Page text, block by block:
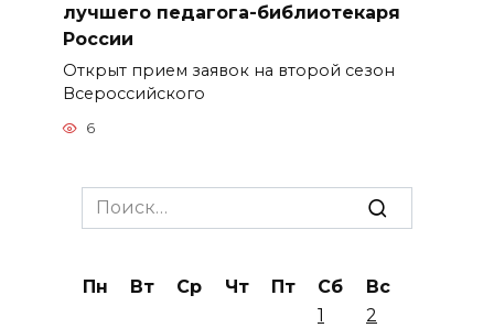
лучшего педагога-библиотекаря
России
Открыт прием заявок на второй сезон
Всероссийского
6
Search
for:
Пн Вт Ср Чт Пт Сб
Вс
1
2